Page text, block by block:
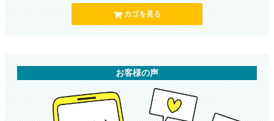
カゴを見る
お客様の声